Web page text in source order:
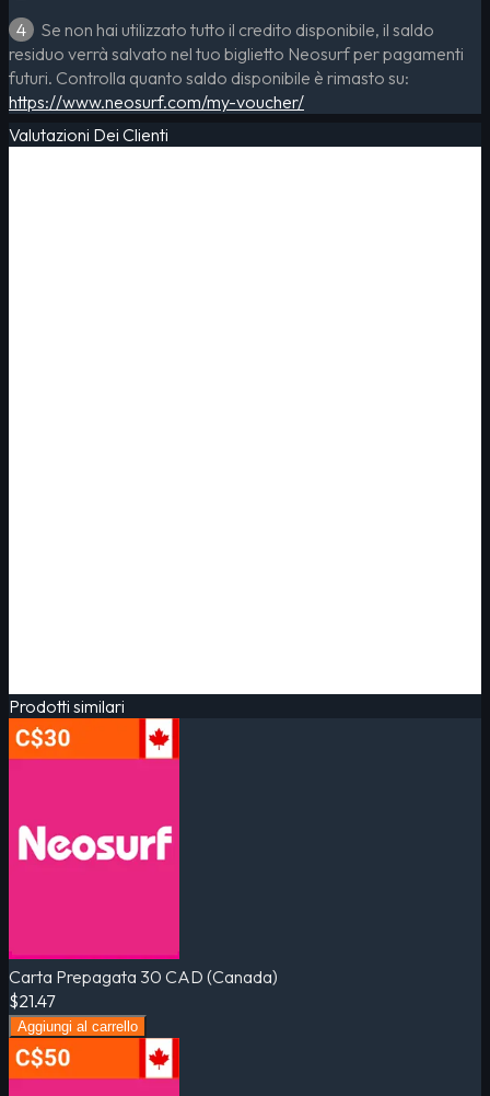
4
Se non hai utilizzato tutto il credito disponibile, il saldo
residuo verrà salvato nel tuo biglietto Neosurf per pagamenti
futuri. Controlla quanto saldo disponibile è rimasto su:
https://www.neosurf.com/my-voucher/
Valutazioni Dei Clienti
Prodotti similari
Carta Prepagata 30 CAD (Canada)
$21.47
Aggiungi al carrello